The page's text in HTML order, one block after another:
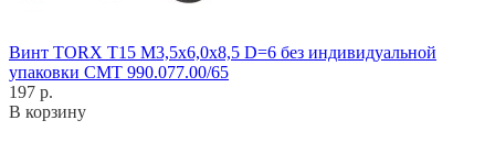
Винт TORX T15 M3,5x6,0x8,5 D=6 без индивидуальной
упаковки CMT 990.077.00/65
197 р.
В корзину